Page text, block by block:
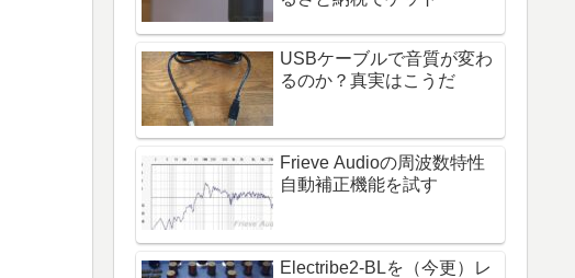
USBケーブルで音質が変わ
るのか？真実はこうだ
Frieve Audioの周波数特性
自動補正機能を試す
Electribe2-BLを（今更）レ